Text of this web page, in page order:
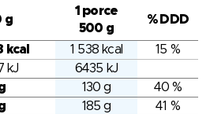
g
1 porce
500 g
% DDD
kcal 1 538 kcal
15 %
kJ
6435 kJ
130 g
40 %
185 g
41 %